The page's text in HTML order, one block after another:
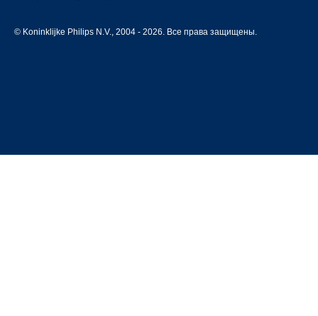
© Koninklijke Philips N.V., 2004 - 2026. Все права защищены.